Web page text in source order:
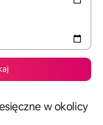
w okolicy